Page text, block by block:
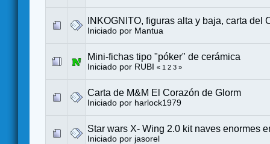
INKOGNITO, figuras alta y baja, carta del
Iniciado por Mantua
Mini-fichas tipo "póker" de cerámica
Iniciado por RUBI « 1 2 3 »
Carta de M&M El Corazón de Glorm
Iniciado por harlock1979
Star wars X- Wing 2.0 kit naves enormes
Iniciado por jasorel